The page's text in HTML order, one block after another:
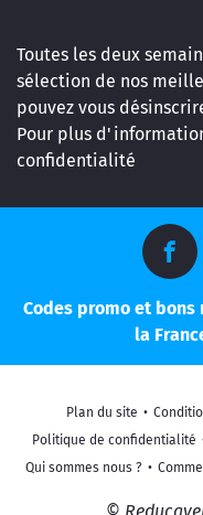
Toutes les deux
sélection de nos
pouvez vous
Pour plus
confidentialité
Codes promo et bons
la
Plan du site •
Politique de confidentialité
Qui sommes nous ? •